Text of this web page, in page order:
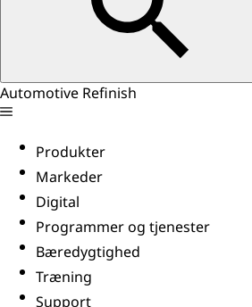
Automotive Refinish
Produkter
Markeder
Digital
Programmer og tjenester
Bæredygtighed
Træning
Support